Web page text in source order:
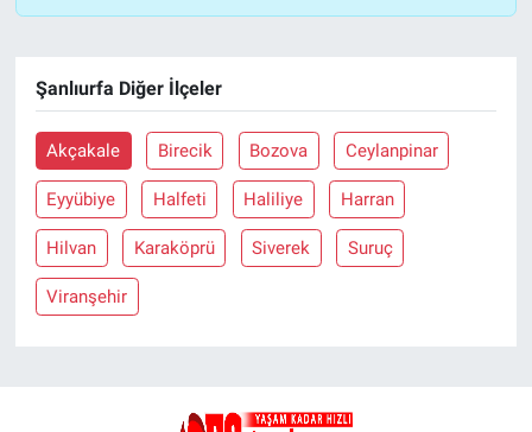
Şanlıurfa Diğer İlçeler
Akçakale Birecik Bozova Ceylanpinar
Eyyübiye Halfeti Haliliye Harran
Hilvan Karaköprü Siverek Suruç
Viranşehir